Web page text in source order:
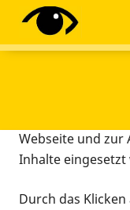
Diese Webseite
Tracking-Tools
Webseite und zur
Inhalte eingesetzt
Durch das